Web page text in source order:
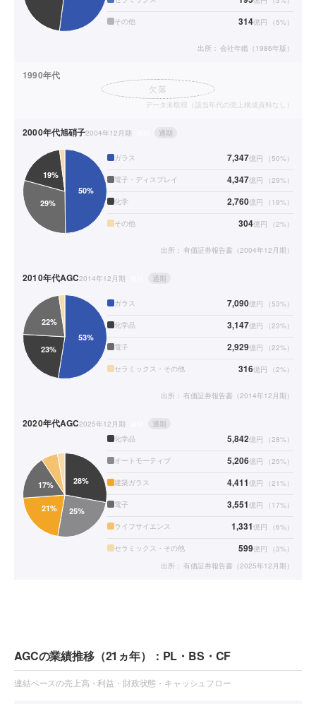
その他 314億円 （5%）
出所： 会社年鑑（1986年版）
1990年代
欠落
データ未取得（該当年代の売上構成資料なし）
2000年代旭硝子2004年12月期 通期
ガラス 7,347億円 （50%）
電子・ディスプレイ 4,347億円 （29%）
化学 2,760億円 （ 19%）
その他 304億円 （2%）
出所： 有価証券報告書（2004年12月期）
2010年代AGC2014年12月期 通期
ガラス 7,090億円 （53%）
化学品 3,147億円 （23%）
電子 2,929億円 （22%）
セラミックス・その他 316億円 （2%）
出所： 有価証券報告書（2014年12月期）
2020年代AGC2025年12月期
通期
化学品
5,842億円 （28%）
オートモーティブ 5,206億円 （25%）
建築ガラス 4,411億円 （21%）
電子 3,551億円 （ 17%）
ライフサイエンス 1,331億円 （6%）
セラミックス・その他 599億円 （3%）
出所： 有価証券報告書（2025年12月期）
AGCの業績推移（21ヵ年）：PL・BS・CF
連結ベースの売上高・利益・財政状態・キャッシュフロー